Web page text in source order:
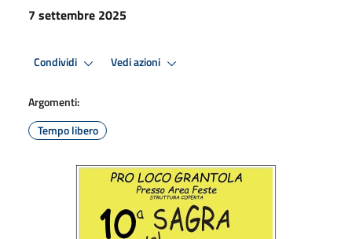
7 settembre 2025
Condividi Vedi azioni
Argomenti:
Tempo libero